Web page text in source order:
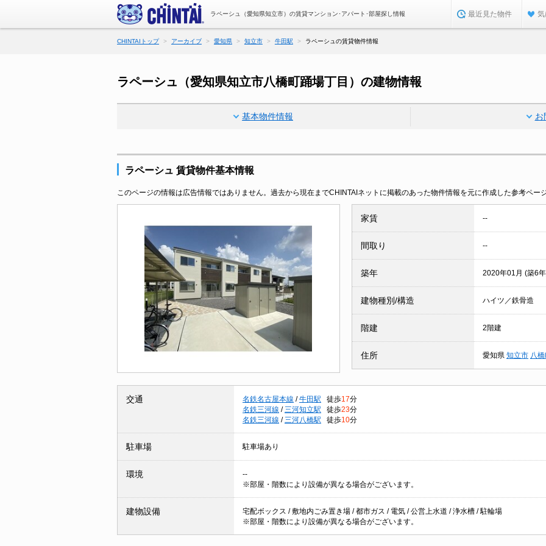
ラペーシュ（愛知県知立市）の賃貸マンション･アパート･部屋探し情報 最近見た物件 気
CHINTAIトップ アーカイブ 愛知県 知立市 牛田駅 ラペーシュの賃貸物件情報
ラペーシュ（愛知県知立市八橋町踊場丁目）の建物情報
基本物件情報 お
ラペーシュ 賃貸物件基本情報
このページの情報は広告情報ではありません。過去から現在までCHINTAIネットに掲載のあった物件情報を元に作成した参考ページ
家賃 --
間取り --
築年 2020年01月 (築6
建物種別/構造 ハイツ／鉄骨造
階建 2階建
住所 愛知県 知立市 八
交通 名鉄名古屋本線 / 牛田駅 徒歩17分
名鉄三河線 / 三河知立駅 徒歩23分
名鉄三河線 / 三河八橋駅 徒歩10分
駐車場 駐車場あり
環境
--
※部屋・階数により設備が異なる場合がございます。
建物設備
宅配ボックス / 敷地内ごみ置き場 / 都市ガス / 電気 / 公営上水道 / 浄水槽 / 駐輪場
※部屋・階数により設備が異なる場合がございます。